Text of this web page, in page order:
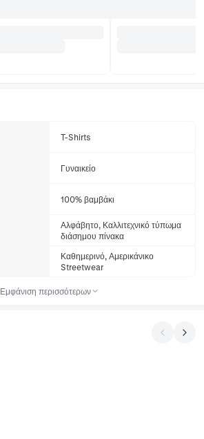
T-Shirts
Γυναικείο
100% βαμβάκι
Αλφάβητο, Καλλιτεχνικό τύπωμα
διάσημου πίνακα
Καθημερινό, Αμερικάνικο
Streetwear
Εμφάνιση περισσότερων